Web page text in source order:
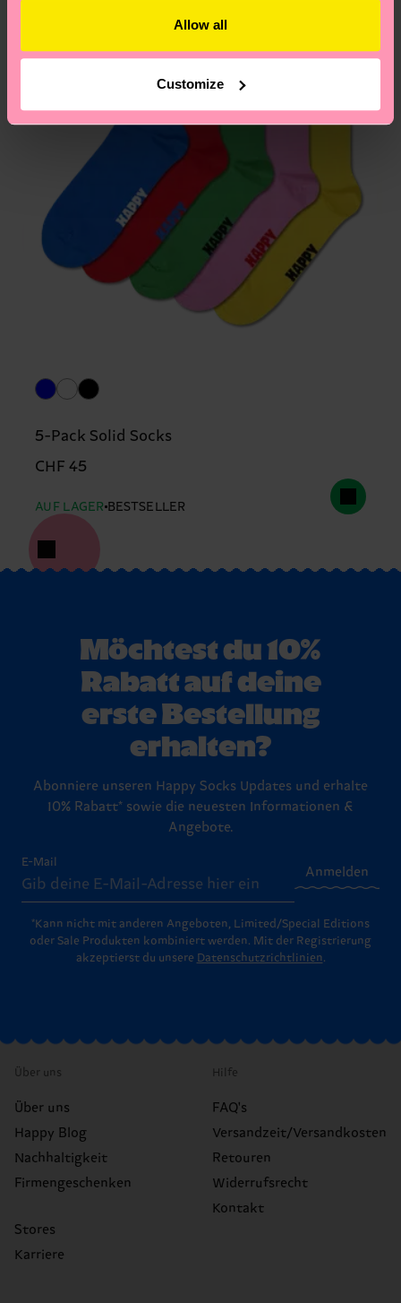
Allow all
Customize
5-Pack Solid Socks
CHF 45
AUF LAGER BESTSELLER
Möchtest du 10%
Rabatt auf deine
erste Bestellung
erhalten?
Abonniere unseren Happy Socks Updates und erhalte
10% Rabatt* sowie die neuesten Informationen &
Angebote.
E-Mail
Anmelden
*Kann nicht mit anderen Angeboten, Limited/Special Editions
oder Sale Produkten kombiniert werden. Mit der Registrierung
akzeptierst du unsere Datenschutzrichtlinien.
Über uns
Über uns
Happy Blog
Nachhaltigkeit
Firmengeschenken
Stores
Karriere
Hilfe
FAQ's
Versandzeit/Versandkosten
Retouren
Widerrufsrecht
Kontakt